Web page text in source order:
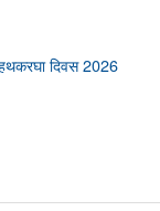
हथकरघा दिवस 2026